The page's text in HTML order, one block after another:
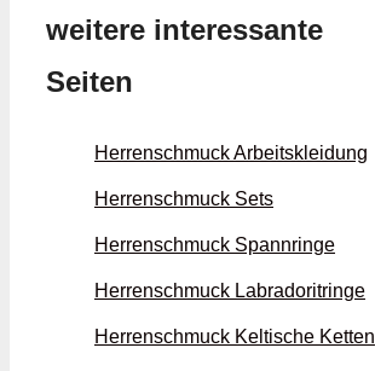
weitere interessante
Seiten
Herrenschmuck Arbeits­kleidung
Herrenschmuck Sets
Herrenschmuck Spann­ringe
Herrenschmuck Labradorit­ringe
Herrenschmuck Keltische Ketten